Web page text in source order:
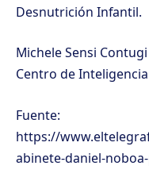
Desnutrición Infantil.
Michele Sensi
Centro de Inteligencia
Fuente:
https://
abinete-daniel-